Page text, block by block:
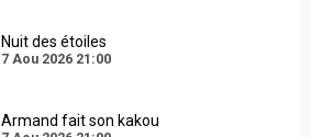
Nuit des étoiles
7 Aou 2026 21:00
Armand fait son kakou